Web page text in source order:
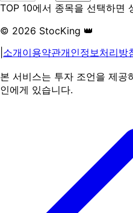
TOP 10에서 종목을 선택하면
© 2026 StocKing 👑
소개이용약관개인정보처리방
본 서비스는 투자 조언을 제공
인에게 있습니다.